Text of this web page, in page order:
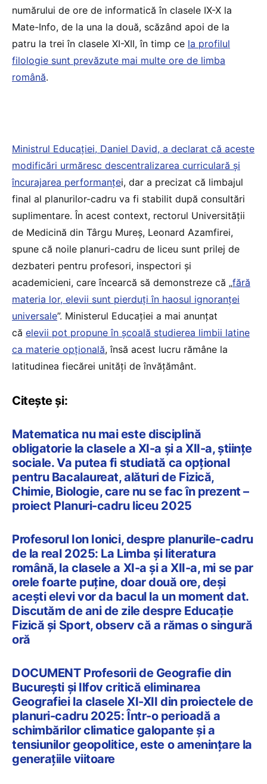
numărului de ore de informatică în clasele IX-X la
Mate-Info, de la una la două, scăzând apoi de la
patru la trei în clasele XI-XII, în timp ce la profilul
filologie sunt prevăzute mai multe ore de limba
română.
Ministrul Educației, Daniel David, a declarat că aceste
modificări urmăresc descentralizarea curriculară și
încurajarea performanței, dar a precizat că limbajul
final al planurilor-cadru va fi stabilit după consultări
suplimentare. În acest context, rectorul Universității
de Medicină din Târgu Mureș, Leonard Azamfirei,
spune că noile planuri-cadru de liceu sunt prilej de
dezbateri pentru profesori, inspectori și
academicieni, care încearcă să demonstreze că „fără
materia lor, elevii sunt pierduți în haosul ignoranței
universale”. Ministerul Educației a mai anunțat
că elevii pot propune în școală studierea limbii latine
ca materie opțională, însă acest lucru rămâne la
latitudinea fiecărei unități de învățământ.
Citește și:
Matematica nu mai este disciplină
obligatorie la clasele a XI-a și a XII-a, științe
sociale. Va putea fi studiată ca opțional
pentru Bacalaureat, alături de Fizică,
Chimie, Biologie, care nu se fac în prezent –
proiect Planuri-cadru liceu 2025
Profesorul Ion Ionici, despre planurile-cadru
de la real 2025: La Limba şi literatura
română, la clasele a XI-a şi a XII-a, mi se par
orele foarte puţine, doar două ore, deşi
aceşti elevi vor da bacul la un moment dat.
Discutăm de ani de zile despre Educaţie
Fizică şi Sport, observ că a rămas o singură
oră
DOCUMENT Profesorii de Geografie din
București și Ilfov critică eliminarea
Geografiei la clasele XI-XII din proiectele de
planuri-cadru 2025: Într-o perioadă a
schimbărilor climatice galopante și a
tensiunilor geopolitice, este o amenințare la
generațiile viitoare